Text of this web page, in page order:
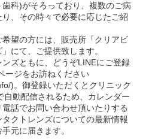
科)がそろっており、複数のご病
、その時々で必要に応じたご紹
望の方には、販売所「クリアビ
にて、ご提供致します。
ズともに、どうぞLINEにご登録
ージをお訪ねください
)。御登録いただくとクリニック
自動配信されるため、カレンダー
話でお問い合わせ頂いたりする
クトレンズについての最新情報
元に届きます。